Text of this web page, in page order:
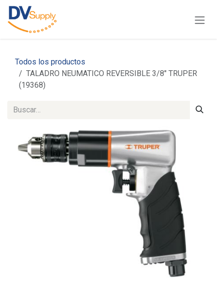
Ir al contenido
Todos los productos
TALADRO NEUMATICO REVERSIBLE 3/8" TRUPER
(19368)